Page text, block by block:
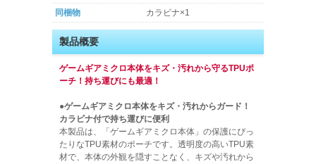
同梱物
カラビナ×1
製品概要
ゲームギアミクロ本体をキズ・汚れから守るTPUポ
ーチ！持ち運びにも最適！
●ゲームギアミクロ本体をキズ・汚れからガード！
カラビナ付で持ち運びに便利
本製品は、「ゲームギアミクロ本体」の保護にぴっ
たりなTPU素材のポーチです。透明度の高いTPU素
材で、本体の外観を隠すことなく、キズや汚れから